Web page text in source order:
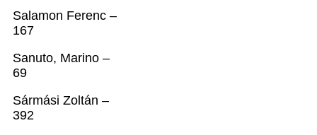
Salamon Ferenc –
167
Sanuto, Marino –
69
Sármási Zoltán –
392